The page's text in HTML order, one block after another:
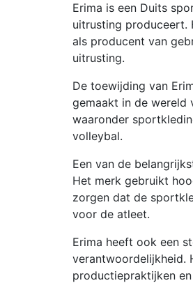
Erima is een Duits
uitrusting produceert.
als producent van
uitrusting.
De toewijding van
gemaakt in de wereld
waaronder
volleybal.
Een van de
Het merk gebruikt
zorgen dat de
voor de atleet.
Erima heeft ook een
verantwoordelijkheid.
productiepraktijken